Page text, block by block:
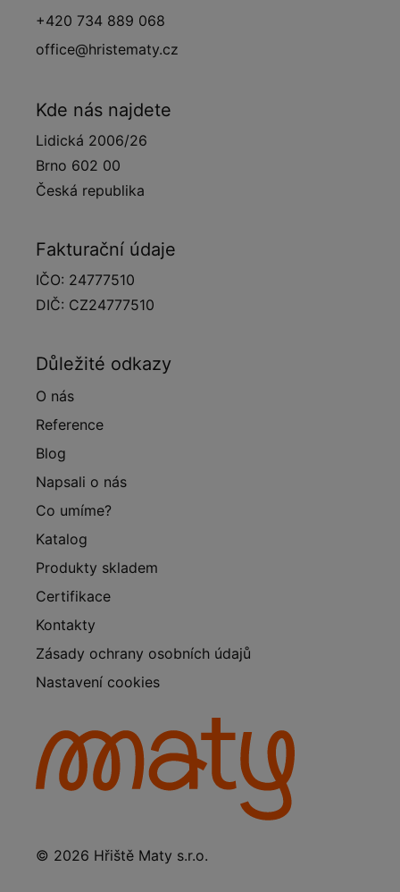
+420 734 889 068
office@hristematy.cz
Kde nás najdete
Lidická 2006/26
Brno 602 00
Česká republika
Fakturační údaje
IČO: 24777510
DIČ: CZ24777510
Důležité odkazy
O nás
Reference
Blog
Napsali o nás
Co umíme?
Katalog
Produkty skladem
Certifikace
Kontakty
Zásady ochrany osobních údajů
Nastavení cookies
© 2026 Hřiště Maty s.r.o.